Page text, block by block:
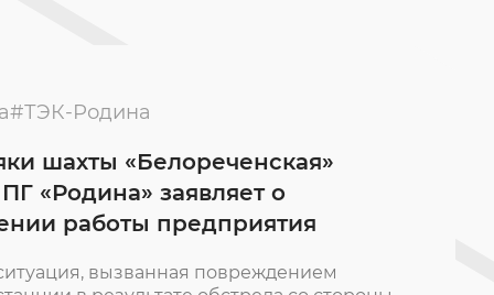
#ТЭК-Родина
шахты «Белореченская»
«Родина» заявляет о
работы предприятия
вызванная повреждением